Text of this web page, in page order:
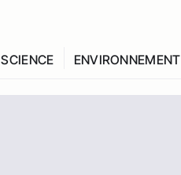
SCIENCE ENVIRONNEMENT